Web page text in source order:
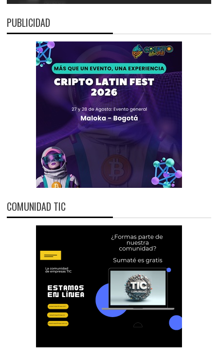
PUBLICIDAD
COMUNIDAD TIC